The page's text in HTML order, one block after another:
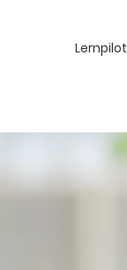
Lernpilot